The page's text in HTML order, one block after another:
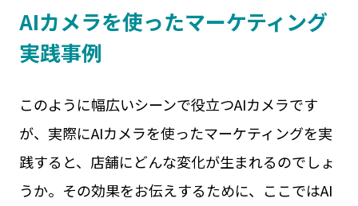
AIカメラを使ったマーケティング
実践事例
このように幅広いシーンで役立つAIカメラです
が、実際にAIカメラを使ったマーケティングを実
践すると、店舗にどんな変化が生まれるのでしょ
うか。その効果をお伝えするために、ここではAI